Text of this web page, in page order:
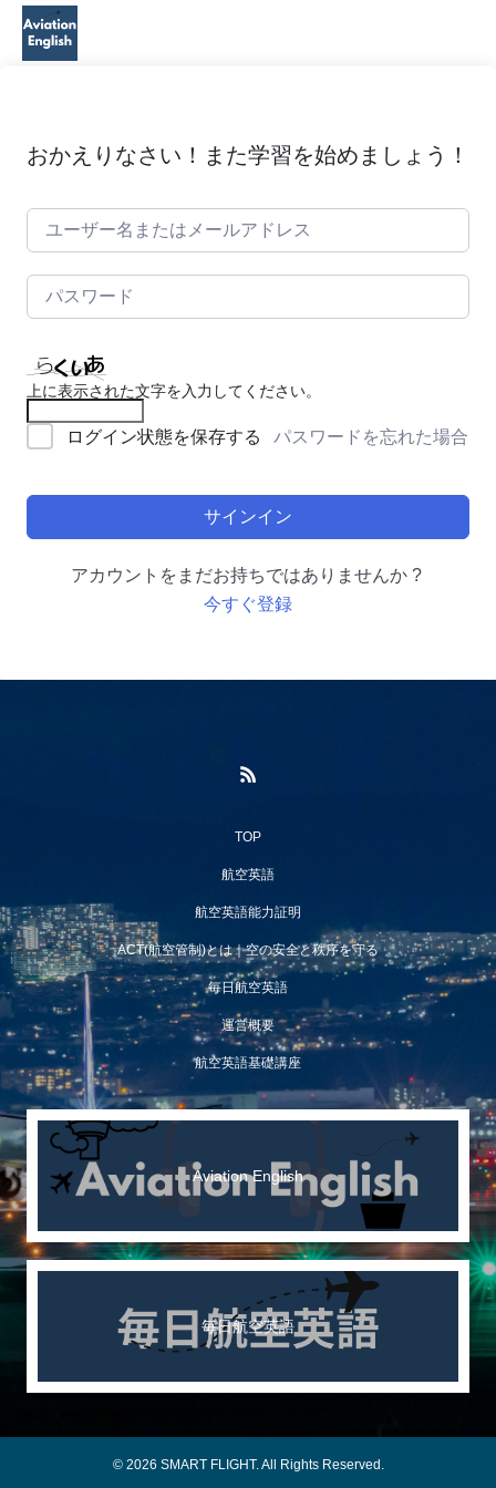
おかえりなさい！また学習を始めましょう！
上に表示された文字を入力してください。
ログイン状態を保存する パスワードを忘れた場合
サインイン
アカウントをまだお持ちではありませんか ?
今すぐ登録
TOP
航空英語
航空英語能力証明
ACT(航空管制)とは｜空の安全と秩序を守る
毎日航空英語
運営概要
航空英語基礎講座
Aviation English
毎日航空英語
© 2026 SMART FLIGHT. All Rights Reserved.